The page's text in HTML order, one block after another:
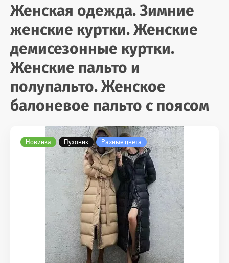
Женская одежда. Зимние
женские куртки. Женские
демисезонные куртки.
Женские пальто и
полупальто. Женское
балоневое пальто с поясом
Новинка Пуховик Разные цвета